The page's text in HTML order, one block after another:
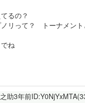
るの？
ノリって？ トーナメント
ね
助3年前